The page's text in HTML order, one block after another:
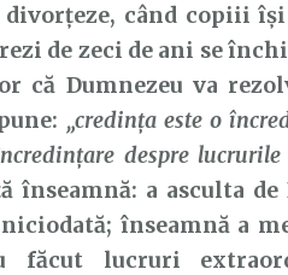
când copiii își
de zeci de ani se
că Dumnezeu va
„credinţa este o
despre lucrurile
înseamnă: a asculta de
înseamnă a
făcut lucruri